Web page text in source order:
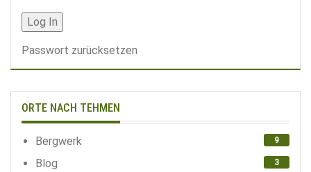
Passwort zurücksetzen
ORTE NACH TEHMEN
Bergwerk 9
Blog 3